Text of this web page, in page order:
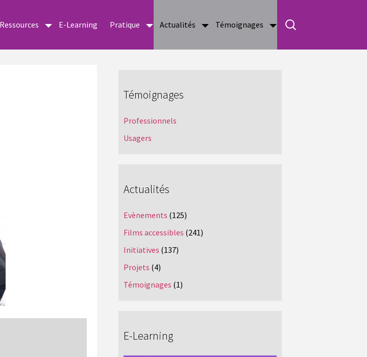
Ressources E-Learning Pratique Actualités Témoignages
Témoignages
Professionnels
Usagers
Actualités
Evènements (125)
Films accessibles (241)
Initiatives (137)
Projets (4)
Témoignages (1)
E-Learning